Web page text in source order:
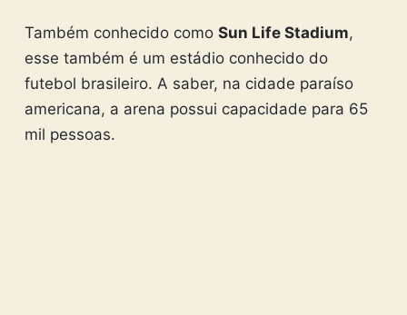
Também conhecido como Sun Life Stadium,
esse também é um estádio conhecido do
futebol brasileiro. A saber, na cidade paraíso
americana, a arena possui capacidade para 65
mil pessoas.